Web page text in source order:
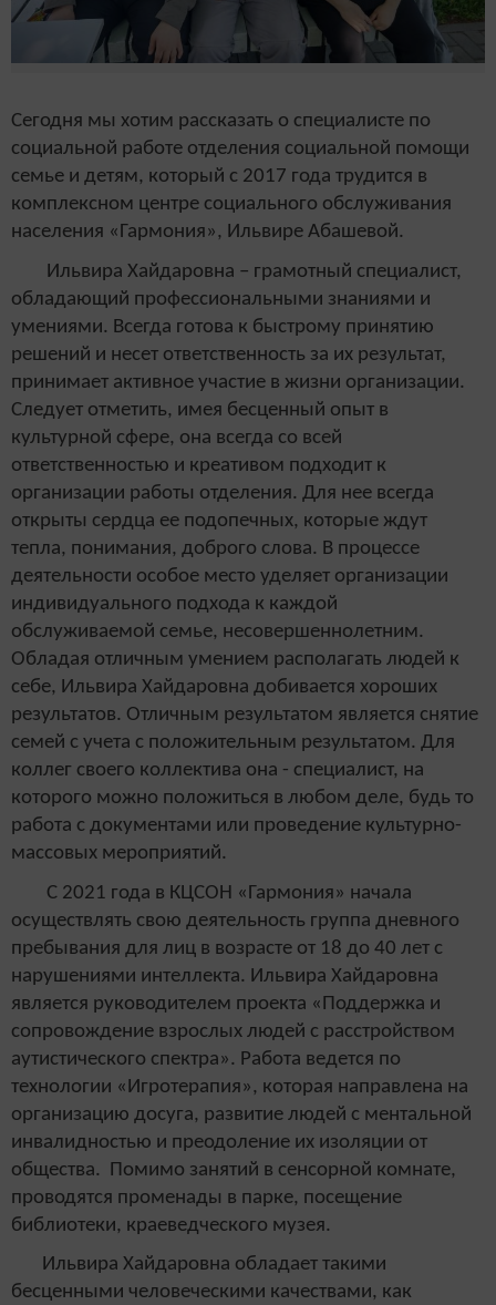
Сегодня мы хотим рассказать о специалисте по
социальной работе отделения социальной помощи
семье и детям, который с 2017 года трудится в
комплексном центре социального обслуживания
населения «Гармония», Ильвире Абашевой.
Ильвира Хайдаровна – грамотный специалист,
обладающий профессиональными знаниями и
умениями. Всегда готова к быстрому принятию
решений и несет ответственность за их результат,
принимает активное участие в жизни организации.
Следует отметить, имея бесценный опыт в
культурной сфере, она всегда со всей
ответственностью и креативом подходит к
организации работы отделения. Для нее всегда
открыты сердца ее подопечных, которые ждут
тепла, понимания, доброго слова. В процессе
деятельности особое место уделяет организации
индивидуального подхода к каждой
обслуживаемой семье, несовершеннолетним.
Обладая отличным умением располагать людей к
себе, Ильвира Хайдаровна добивается хороших
результатов. Отличным результатом является снятие
семей с учета с положительным результатом. Для
коллег своего коллектива она - специалист, на
которого можно положиться в любом деле, будь то
работа с документами или проведение культурно-
массовых мероприятий.
С 2021 года в КЦСОН «Гармония» начала
осуществлять свою деятельность группа дневного
пребывания для лиц в возрасте от 18 до 40 лет с
нарушениями интеллекта. Ильвира Хайдаровна
является руководителем проекта «Поддержка и
сопровождение взрослых людей с расстройством
аутистического спектра». Работа ведется по
технологии «Игротерапия», которая направлена на
организацию досуга, развитие людей с ментальной
инвалидностью и преодоление их изоляции от
общества. Помимо занятий в сенсорной комнате,
проводятся променады в парке, посещение
библиотеки, краеведческого музея.
Ильвира Хайдаровна обладает такими
бесценными человеческими качествами, как